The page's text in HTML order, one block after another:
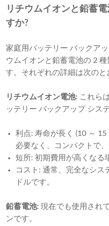
リチウムイオンと鉛蓄
すか?
家庭用バッテリー バックア
ウムイオンと鉛蓄電池の 2
す。それぞれの詳細は次のと
リチウムイオン電池: これら
ッテリー バックアップ シス
利点: 寿命が長く (10 ～
必要なく、コンパクトで、
短所: 初期費用が高くなる
コスト: 通常、完全なシス
ドルです。
鉛蓄電池: 現在でも使用され
ンです。